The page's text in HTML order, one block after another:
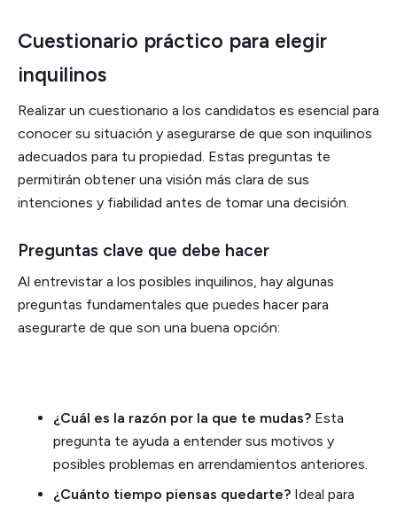
Cuestionario práctico para elegir
inquilinos
​​Realizar un cuestionario a los candidatos es esencial para
conocer su situación y asegurarse de que son inquilinos
adecuados para tu propiedad. Estas preguntas te
permitirán obtener una visión más clara de sus
intenciones y fiabilidad antes de tomar una decisión.
Preguntas clave que debe hacer
Al entrevistar a los posibles inquilinos, hay algunas
preguntas fundamentales que puedes hacer para
asegurarte de que son una buena opción:
¿Cuál es la razón por la que te mudas? Esta
pregunta te ayuda a entender sus motivos y
posibles problemas en arrendamientos anteriores.
¿Cuánto tiempo piensas quedarte? Ideal para